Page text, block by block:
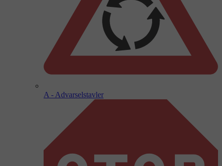
A - Advarselstavler